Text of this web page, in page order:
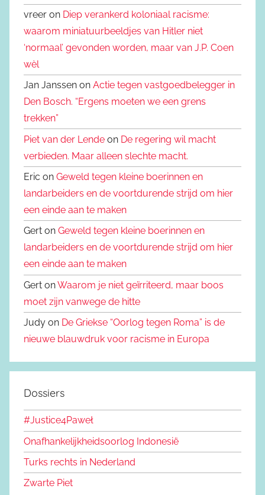
vreer on Diep verankerd koloniaal racisme:
waarom miniatuurbeeldjes van Hitler niet
‘normaal’ gevonden worden, maar van J.P. Coen
wèl
Jan Janssen on Actie tegen vastgoedbelegger in
Den Bosch. “Ergens moeten we een grens
trekken”
Piet van der Lende on De regering wil macht
verbieden. Maar alleen slechte macht.
Eric on Geweld tegen kleine boerinnen en
landarbeiders en de voortdurende strijd om hier
een einde aan te maken
Gert on Geweld tegen kleine boerinnen en
landarbeiders en de voortdurende strijd om hier
een einde aan te maken
Gert onWaarom je niet geïrriteerd, maar boos
moet zijn vanwege de hitte
Judy on De Griekse “Oorlog tegen Roma” is de
nieuwe blauwdruk voor racisme in Europa
Dossiers
#Justice4Paweł
Onafhankelijkheidsoorlog Indonesië
Turks rechts in Nederland
Zwarte Piet